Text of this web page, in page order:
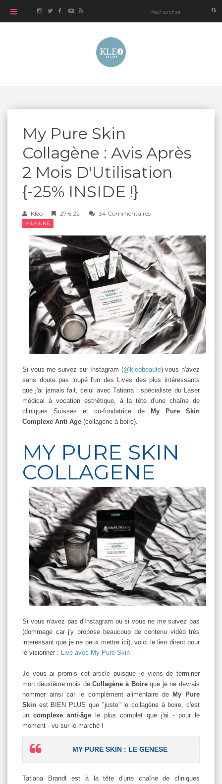
My Pure Skin
Collagène : Avis Après
2 Mois D'Utilisation
{-25% INSIDE !}
Kleo 27.6.22 34 Commentaires
A LA UNE
Si vous me suivez sur Instagram (@kleobeaute) vous n'avez
sans doute pas loupé l'un des Lives des plus intéressants
que j'ai jamais fait, celui avec Tatiana : spécialiste du Laser
médical à vocation esthétique, à la tête d'une chaîne de
cliniques Suisses et co-fondatrice de
My Pure Skin
Complexe Anti Age (collagène à boire).
MY PURE SKIN
COLLAGENE
Si vous n'avez pas d'Instagram ou si vous ne me suivez pas
(dommage car j'y propose beaucoup de contenu vidéo très
interessant que je ne peux mettre ici), voici le lien direct pour
le visionner : Live avec My Pure Skin
Je vous ai promis cet article puisque je viens de terminer
mon deuxième mois deCollagène à Boireque je ne devrais
nommer ainsi car le complément alimentaire de My Pure
Skin est BIEN PLUS que "juste" le collagène à boire, c'est
un complexe anti-âge le plus complet que j'ai - pour le
moment - vu sur le marché !
MY PURE SKIN : LE GENESE
Tatiana Brandt est à la tête d'une chaîne de cliniques